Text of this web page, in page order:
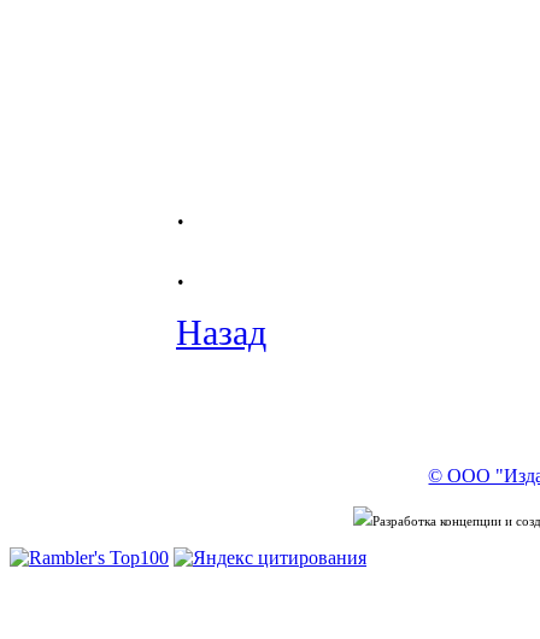
.
.
Назад
© ООО
Разработка концепции и